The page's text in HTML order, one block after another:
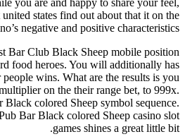
states find out about that it on the
negative and positive characteristics.
Bar Club Black Sheep mobile position
food heroes. You will additionally has
wins. What are the results is you
on the their range bet, to 999x.
Black colored Sheep symbol sequence.
Bar Black colored Sheep casino slot
games shines a great little bit.